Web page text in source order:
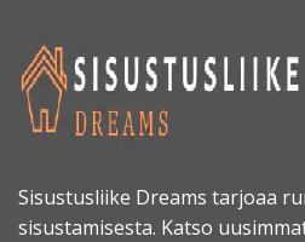
Sisustusliike Dreams tarjoaa
sisustamisesta. Katso